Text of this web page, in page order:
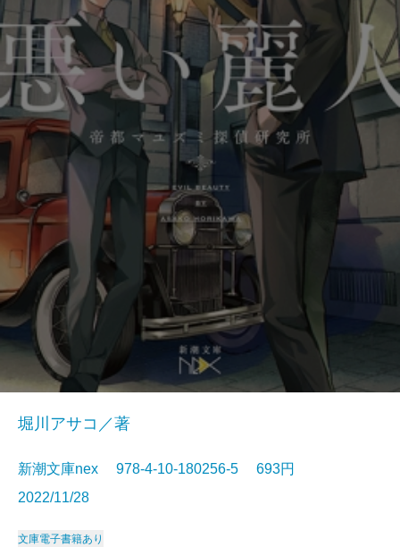
堀川アサコ／著
新潮文庫nex 978-4-10-180256-5 693円
2022/11/28
文庫電子書籍あり